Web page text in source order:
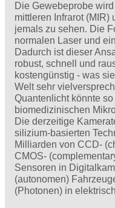
Die Gewebeprobe
mittleren Infrarot (MIR)
jemals zu sehen. Die
normalen Laser und
Dadurch ist dieser
robust, schnell und
kostengünstig - was
Welt sehr
Quantenlicht könnte
biomedizinischen
Die derzeitige
silizium-basierten
Milliarden von CCD-
CMOS-
Sensoren in
(autonomen)
(Photonen) in